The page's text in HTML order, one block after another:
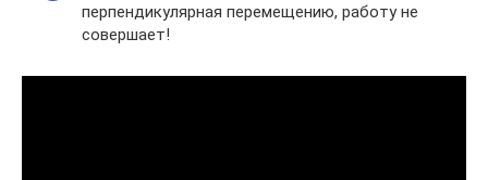
перпендикулярная перемещению, работу не
совершает!